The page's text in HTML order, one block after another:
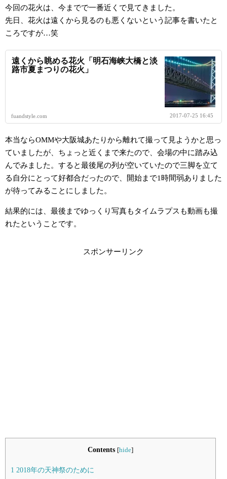
今回の花火は、今までで一番近くで見てきました。
先日、花火は遠くから見るのも悪くないという記事を書いたと
ころですが…笑
遠くから眺める花火「明石海峡大橋と淡
路市夏まつりの花火」
fuandstyle.com 2017-07-25 16:45
本当ならOMMや大阪城あたりから離れて撮って見ようかと思っ
ていましたが、ちょっと近くまで来たので、会場の中に踏み込
んでみました。すると最後尾の列が空いていたので三脚を立て
る自分にとって好都合だったので、開始まで1時間弱ありました
が待ってみることにしました。
結果的には、最後までゆっくり写真もタイムラプスも動画も撮
れたということです。
スポンサーリンク
Contents [hide]
1 2018年の天神祭のために